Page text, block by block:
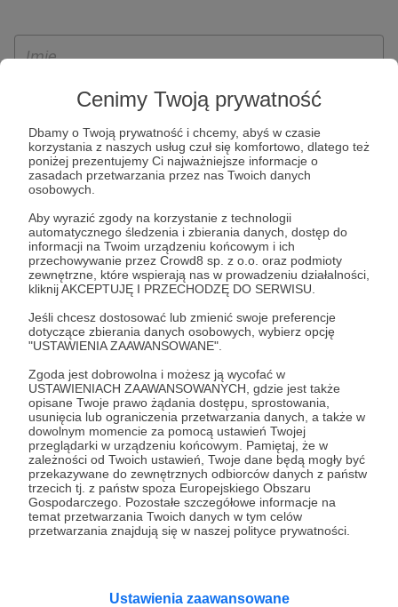
Cenimy Twoją prywatność
Dbamy o Twoją prywatność i chcemy, abyś w czasie
korzystania z naszych usług czuł się komfortowo, dlatego też
poniżej prezentujemy Ci najważniejsze informacje o
zasadach przetwarzania przez nas Twoich danych
osobowych.
Aby wyrazić zgody na korzystanie z technologii
automatycznego śledzenia i zbierania danych, dostęp do
informacji na Twoim urządzeniu końcowym i ich
przechowywanie przez Crowd8 sp. z o.o. oraz podmioty
zewnętrzne, które wspierają nas w prowadzeniu działalności,
kliknij AKCEPTUJĘ I PRZECHODZĘ DO SERWISU.
Jeśli chcesz dostosować lub zmienić swoje preferencje
dotyczące zbierania danych osobowych, wybierz opcję
"USTAWIENIA ZAAWANSOWANE".
Zgoda jest dobrowolna i możesz ją wycofać w
USTAWIENIACH ZAAWANSOWANYCH, gdzie jest także
opisane Twoje prawo żądania dostępu, sprostowania,
usunięcia lub ograniczenia przetwarzania danych, a także w
dowolnym momencie za pomocą ustawień Twojej
przeglądarki w urządzeniu końcowym. Pamiętaj, że w
zależności od Twoich ustawień, Twoje dane będą mogły być
przekazywane do zewnętrznych odbiorców danych z państw
trzecich tj. z państw spoza Europejskiego Obszaru
Gospodarczego. Pozostałe szczegółowe informacje na
temat przetwarzania Twoich danych w tym celów
przetwarzania znajdują się w naszej polityce prywatności.
Ustawienia zaawansowane
Patronite.pl, w tym możliwości dokonywania oraz
otrzymywania wsparcia na naszej platformie oraz
ich przenoszenia, niepodlegania zautomatyzowanemu
wyrażenia sprzeciwu wobec przetwarzania Twoich danych
osobowych. Rejestracja dla osób niepełnoletnich możliwa
jest po przekazaniu podpisanego formularza "Zgodna na
założenie konta przez osobę niepełnoletnią", formularz
dostępny jest na stronie regulaminu Patronite.pl.
* Zapoznałem się i akceptujęRegulaminserwisu oraz
* Wyrażam zgodę na przetwarzanie moich danych
osobowych podanych w formularzu rejestracyjnym w celu
prawidłowego świadczenia usług serwisu Patronite.
Wyrażam zgodę na otrzymywanie drogą elektroniczną
informacji handlowych - newslettera. Opcja ta może zostać
zmieniona w ustawieniach konta.